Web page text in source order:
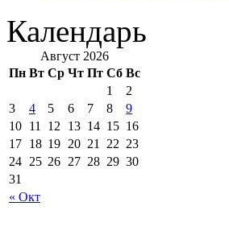
Календарь
Август 2026
Пн Вт Ср Чт Пт Сб Вс
« Окт
1
2
3
4 5 6 7 8
9
10 11 12 13 14 15 16
17 18 19 20 21 22 23
24 25 26 27 28 29 30
31